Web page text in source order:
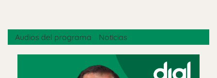
Audios del programa Noticias